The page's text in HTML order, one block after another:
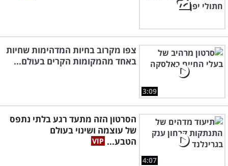
3:09
צפו מקרוב בחיות המדהימות שחיות
באחד מהמקומות הקרים בעולם...
4:07
הסרטון הזה מתעד רגע בלתי נתפס
של עוצמה ושינוי בעולם
הטבע...